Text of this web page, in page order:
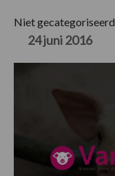
Niet gecategoriseerd
24 juni 2016